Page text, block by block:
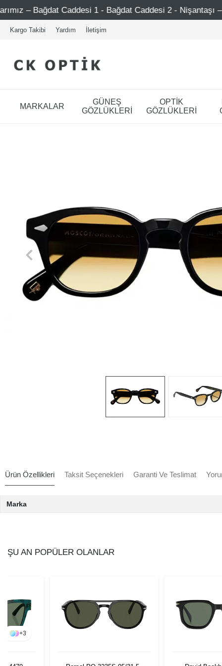
Caddesi 1 - Bağdat Caddesi 2 - Nişantaşı – Etiler –
Kargo Takibi Yardım İletişim
MARKALAR
GÜNEŞ
GÖZLÜKLERİ
OPTİK
GÖZLÜKLERİ
Ürün Özellikleri Taksit Seçenekleri Garanti Ve Teslimat
Marka
ŞU AN POPÜLER OLANLAR
+3